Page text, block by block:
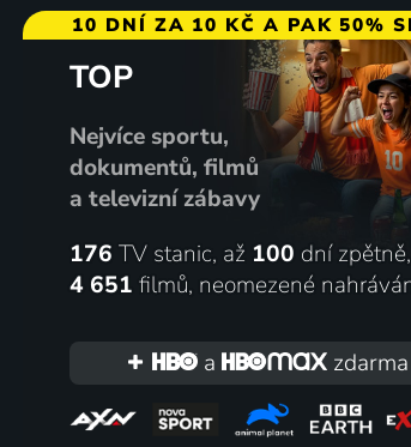
10 DNÍ ZA 10 KČ A PAK 50%
TOP
Nejvíce sportu,
dokumentů, filmů
a televizní zábavy
176 TV stanic, až 100 dní zpětně,
4 651 filmů, neomezené
a zdarma